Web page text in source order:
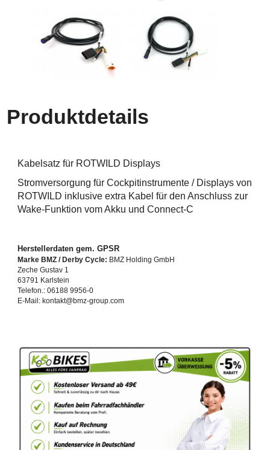
Produktdetails
Kabelsatz für ROTWILD Displays
Stromversorgung für Cockpitinstrumente / Displays von
ROTWILD inklusive extra Kabel für den Anschluss zur
Wake-Funktion vom Akku und Connect-C
Herstellerdaten gem. GPSR
Marke BMZ / Derby Cycle: BMZ Holding GmbH
Zeche Gustav 1
63791 Karlstein
Telefon.: 06188 9956-0
E-Mail: kontakt@bmz-group.com